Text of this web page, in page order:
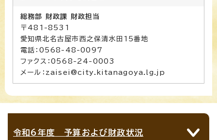
総務部 財政課 財政担当
〒481-8531
愛知県北名古屋市西之保清水田15番地
電話：0568-48-0097
ファクス：0568-24-0003
メール：zaisei@city.kitanagoya.lg.jp
令和6年度 予算および財政状況